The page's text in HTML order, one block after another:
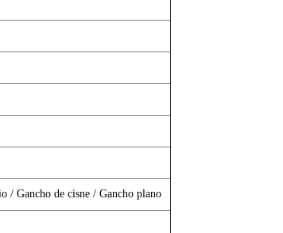
/ Gancho de cisne / Gancho plano